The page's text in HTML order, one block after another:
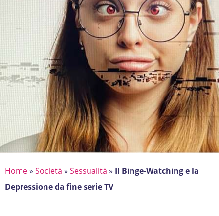
Home» Società » Sessualità » Il Binge-Watching e la
Depressione da fine serie TV